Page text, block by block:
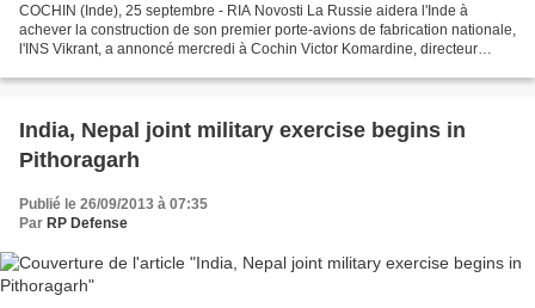
COCHIN (Inde), 25 septembre - RIA Novosti La Russie aidera l'Inde à
achever la construction de son premier porte-avions de fabrication nationale,
l'INS Vikrant, a annoncé mercredi à Cochin Victor Komardine, directeur
India, Nepal joint military exercise begins in
Pithoragarh
Publié le 26/09/2013 à 07:35
Par RP Defense